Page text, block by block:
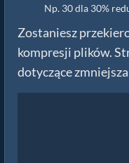
Np. 30 dla 30%
Zostaniesz
kompresji plików.
dotyczące